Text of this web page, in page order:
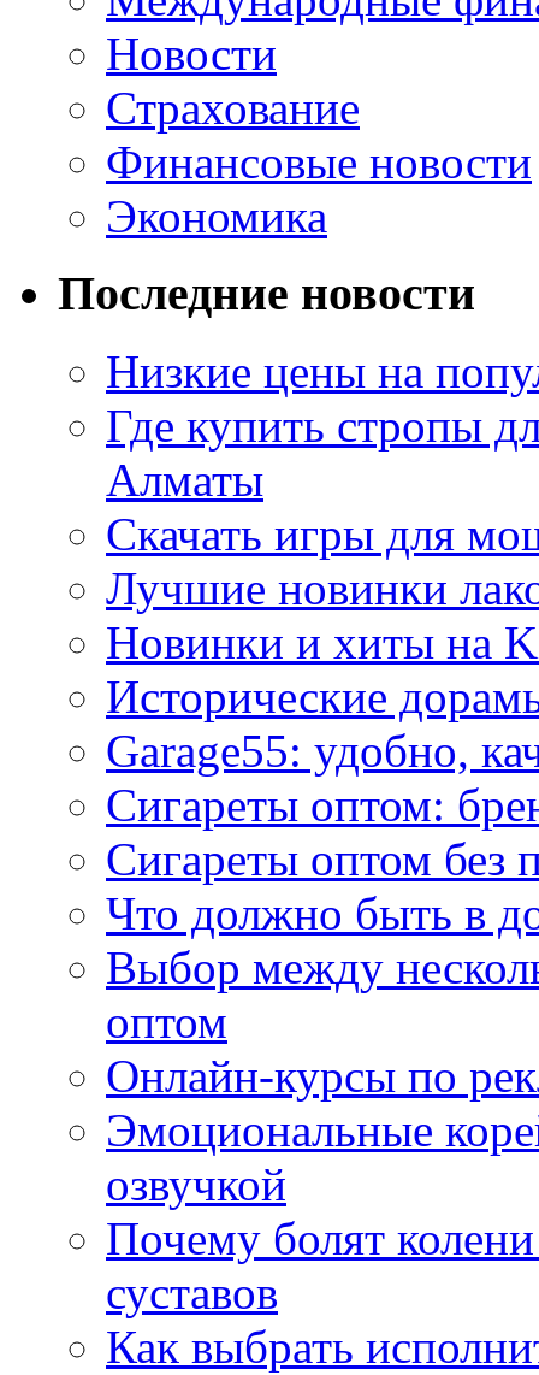
Новости
Страхование
Финансовые новости
Экономика
Последние новости
Низкие цены на
Где купить стропы
Алматы
Скачать игры для
Лучшие новинки
Новинки и хиты на
Исторические
Garage55: удобно,
Сигареты оптом:
Сигареты оптом без
Что должно быть в
Выбор между
оптом
Онлайн-курсы по
Эмоциональные
озвучкой
Почему болят
суставов
Как выбрать